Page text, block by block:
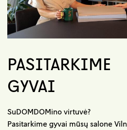
PASITARKIME
GYVAI
SuDOMDOMino virtuvė?
Pasitarkime gyvai mūsų salone